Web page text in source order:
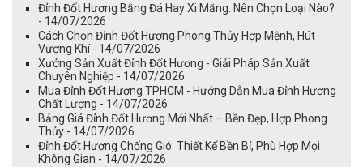
Đỉnh Đốt Hương Bằng Đá Hay Xi Măng: Nên Chọn Loại Nào?
- 14/07/2026
Cách Chọn Đỉnh Đốt Hương Phong Thủy Hợp Mệnh, Hút
Vượng Khí - 14/07/2026
Xưởng Sản Xuất Đỉnh Đốt Hương - Giải Pháp Sản Xuất
Chuyên Nghiệp - 14/07/2026
Mua Đỉnh Đốt Hương TPHCM - Hướng Dẫn Mua Đỉnh Hương
Chất Lượng - 14/07/2026
Bảng Giá Đỉnh Đốt Hương Mới Nhất – Bền Đẹp, Hợp Phong
Thủy - 14/07/2026
Đỉnh Đốt Hương Chống Gió: Thiết Kế Bền Bỉ, Phù Hợp Mọi
Không Gian - 14/07/2026